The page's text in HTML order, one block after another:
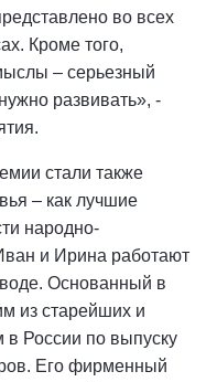
во всех
Кроме того,
– серьезный
развивать», -
стали также
– как лучшие
народно-
и Ирина работают
Основанный в
из старейших и
России по выпуску
Его фирменный